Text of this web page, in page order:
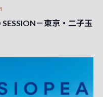
－東京・二子玉